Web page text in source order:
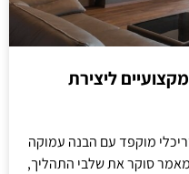
ליצירת
מוקפד עם הבנה עמוקה
סוקר את שלבי התהליך,